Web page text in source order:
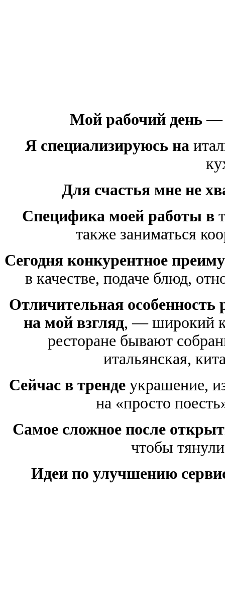
Мой рабочий день—
Я специализируюсь на
Для счастья мне не
Специфика моей работы в
также заниматься
Сегодня конкурентное
в качестве, подаче блюд,
Отличительная особенность
на мой взгляд, — широкий
ресторане бывают
итальянская,
Сейчас в тренде украшение,
на «просто
Самое сложное после
чтобы
Идеи по улучшению